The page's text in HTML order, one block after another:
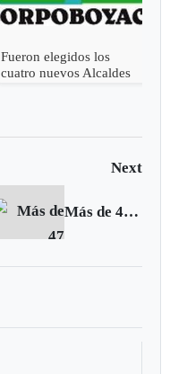
Fueron elegidos los
cuatro nuevos Alcaldes
Next
Más de 47 millones de personas viven con demencia en el mundo: OMS